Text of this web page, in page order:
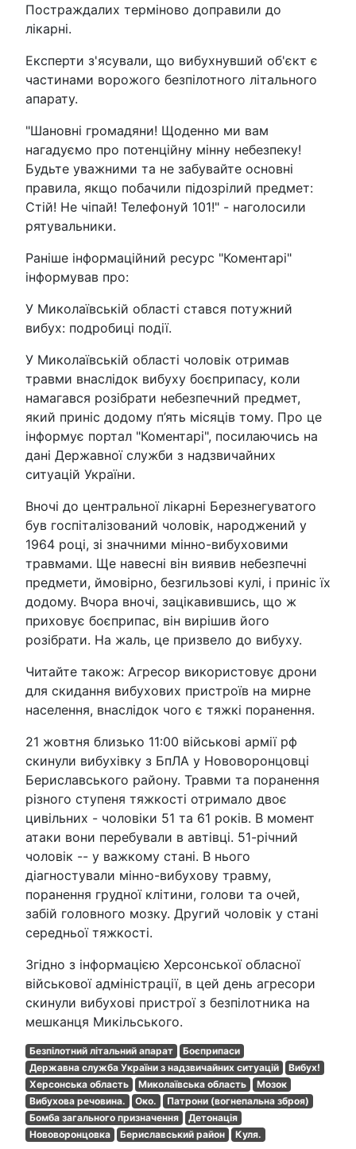
Постраждалих терміново доправили до
лікарні.
Експерти з'ясували, що вибухнувший об'єкт є
частинами ворожого безпілотного літального
апарату.
"Шановні громадяни! Щоденно ми вам
нагадуємо про потенційну мінну небезпеку!
Будьте уважними та не забувайте основні
правила, якщо побачили підозрілий предмет:
Стій! Не чіпай! Телефонуй 101!" - наголосили
рятувальники.
Раніше інформаційний ресурс "Коментарі"
інформував про:
У Миколаївській області стався потужний
вибух: подробиці події.
У Миколаївській області чоловік отримав
травми внаслідок вибуху боєприпасу, коли
намагався розібрати небезпечний предмет,
який приніс додому п’ять місяців тому. Про це
інформує портал "Коментарі", посилаючись на
дані Державної служби з надзвичайних
ситуацій України.
Вночі до центральної лікарні Березнегуватого
був госпіталізований чоловік, народжений у
1964 році, зі значними мінно-вибуховими
травмами. Ще навесні він виявив небезпечні
предмети, ймовірно, безгильзові кулі, і приніс їх
додому. Вчора вночі, зацікавившись, що ж
приховує боєприпас, він вирішив його
розібрати. На жаль, це призвело до вибуху.
Читайте також: Агресор використовує дрони
для скидання вибухових пристроїв на мирне
населення, внаслідок чого є тяжкі поранення.
21 жовтня близько 11:00 військові армії рф
скинули вибухівку з БпЛА у Нововоронцовці
Бериславського району. Травми та поранення
різного ступеня тяжкості отримало двоє
цивільних - чоловіки 51 та 61 років. В момент
атаки вони перебували в автівці. 51-річний
чоловік -- у важкому стані. В нього
діагностували мінно-вибухову травму,
поранення грудної клітини, голови та очей,
забій головного мозку. Другий чоловік у стані
середньої тяжкості.
Згідно з інформацією Херсонської обласної
військової адміністрації, в цей день агресори
скинули вибухові пристрої з безпілотника на
мешканця Микільського.
Безпілотний літальний апарат
Боєприпаси
Державна служба України з надзвичайних ситуацій
Вибух!
Херсонська область
Миколаївська область
Мозок
Вибухова речовина.
Око.
Патрони (вогнепальна зброя)
Бомба загального призначення
Детонація
Нововоронцовка
Бериславський район Куля.